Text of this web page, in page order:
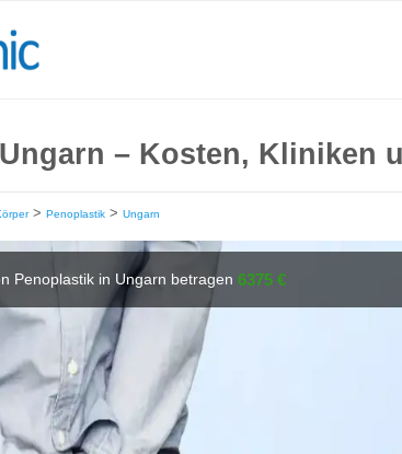
– Kosten, Kliniken
> Penoplastik > Ungarn
Penoplastik in Ungarn betragen 6375 €